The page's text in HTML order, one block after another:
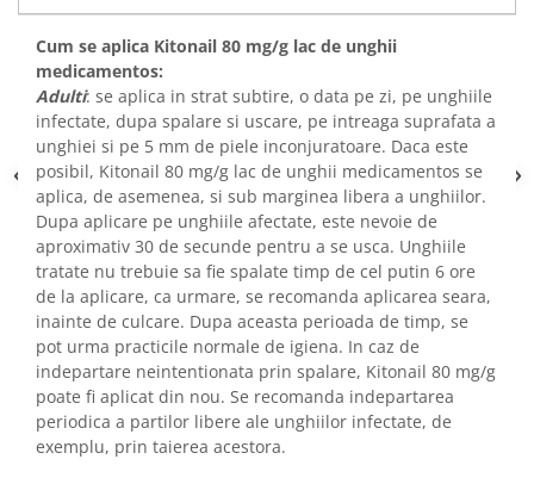
Cum se aplica Kitonail 80 mg/g lac de unghii
medicamentos:
Adulti: se aplica in strat subtire, o data pe zi, pe unghiile
infectate, dupa spalare si uscare, pe intreaga suprafata a
unghiei si pe 5 mm de piele inconjuratoare. Daca este
posibil, Kitonail 80 mg/g lac de unghii medicamentos se
aplica, de asemenea, si sub marginea libera a unghiilor.
Dupa aplicare pe unghiile afectate, este nevoie de
aproximativ 30 de secunde pentru a se usca. Unghiile
tratate nu trebuie sa fie spalate timp de cel putin 6 ore
de la aplicare, ca urmare, se recomanda aplicarea seara,
inainte de culcare. Dupa aceasta perioada de timp, se
pot urma practicile normale de igiena. In caz de
indepartare neintentionata prin spalare, Kitonail 80 mg/g
poate fi aplicat din nou. Se recomanda indepartarea
periodica a partilor libere ale unghiilor infectate, de
exemplu, prin taierea acestora.